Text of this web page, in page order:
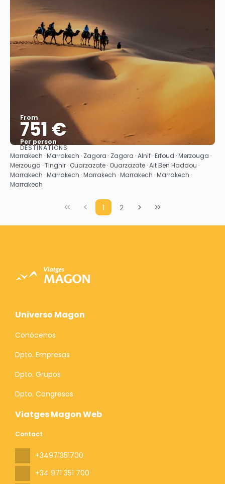
From
751 €
Per person
See
DESTINATIONS
Marrakech · Marrakech · Zagora · Zagora · Alnif · Erfoud · Merzouga ·
Merzouga · Tinghir · Ouarzazate · Ouarzazate · Ait Ben Haddou ·
Marrakech · Marrakech · Marrakech · Marrakech · Marrakech ·
Marrakech
1 2
Viatges Magon Web
Contact
+34971351700
+34 971 351 700
Universo Magon
Conócenos
Dpto. Empresas
Dpto. Grupos
Dpto. Congresos